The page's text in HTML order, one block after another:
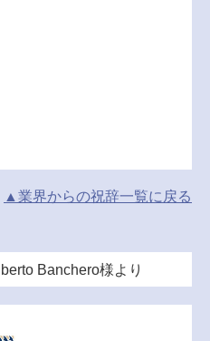
▲業界からの祝辞一覧に戻る
Banchero様より